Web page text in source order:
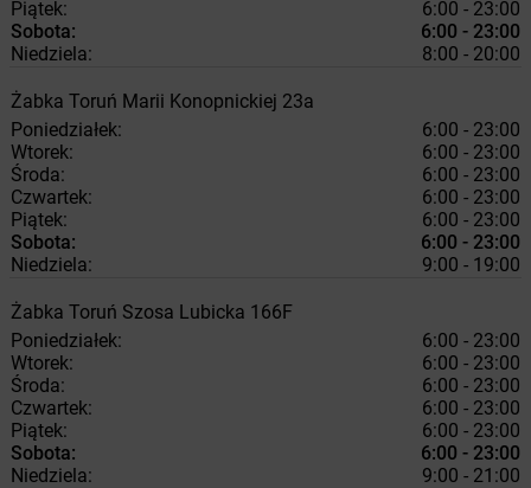
Piątek:
6:00 - 23:00
Sobota:
6:00 - 23:00
Niedziela:
8:00 - 20:00
Żabka Toruń Marii Konopnickiej 23a
Poniedziałek:
6:00 - 23:00
Wtorek:
6:00 - 23:00
Środa:
6:00 - 23:00
Czwartek:
6:00 - 23:00
Piątek:
6:00 - 23:00
Sobota:
6:00 - 23:00
Niedziela:
9:00 - 19:00
Żabka Toruń Szosa Lubicka 166F
Poniedziałek:
6:00 - 23:00
Wtorek:
6:00 - 23:00
Środa:
6:00 - 23:00
Czwartek:
6:00 - 23:00
Piątek:
6:00 - 23:00
Sobota:
6:00 - 23:00
Niedziela:
9:00 - 21:00